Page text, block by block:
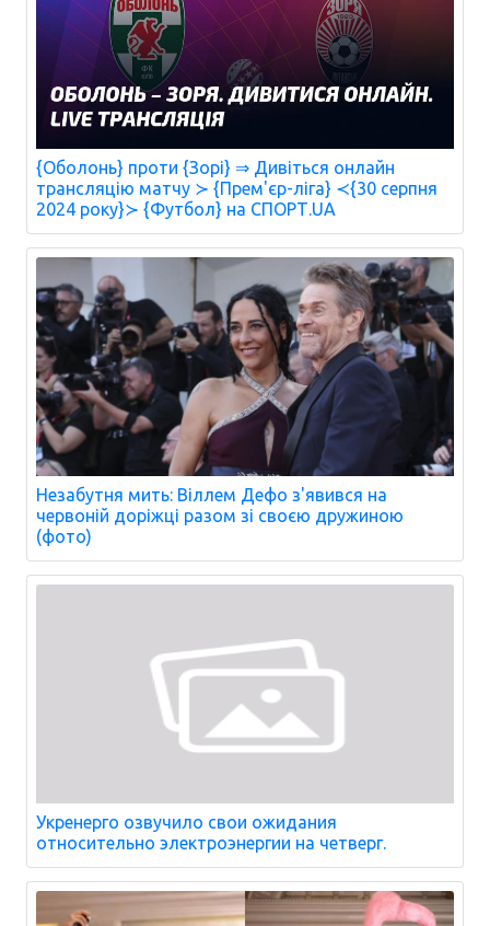
{Оболонь} проти {Зорі} ⇒ Дивіться онлайн
трансляцію матчу ≻ {Прем'єр-ліга} ≺{30 серпня
2024 року}≻ {Футбол} на СПОРТ.UA
Незабутня мить: Віллем Дефо з'явився на
червоній доріжці разом зі своєю дружиною
(фото)
Укренерго озвучило свои ожидания
относительно электроэнергии на четверг.